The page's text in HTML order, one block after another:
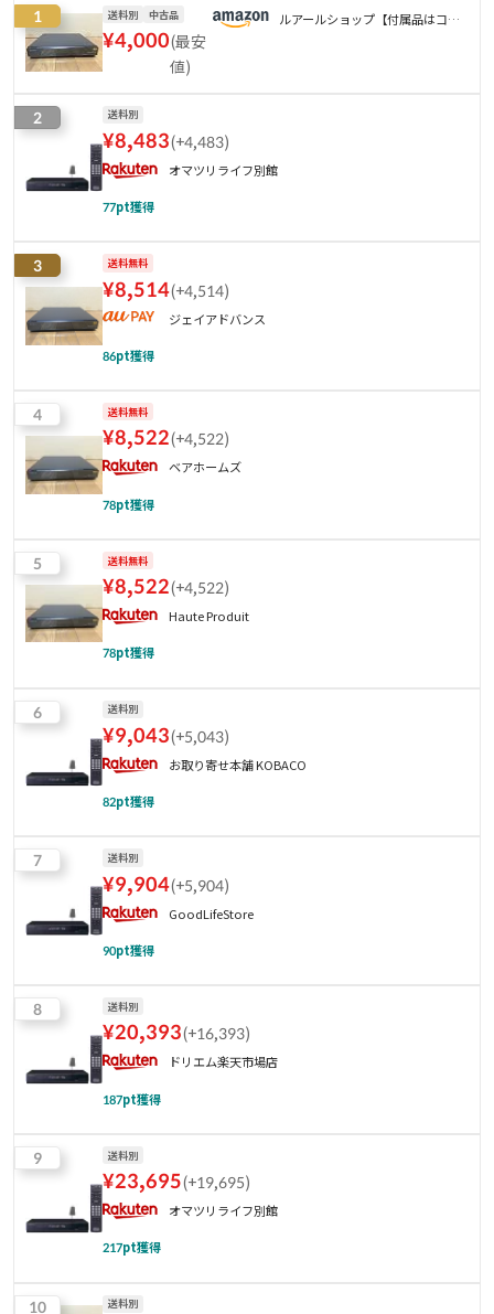
1 送料別 中古品
¥4,000(最安
値)
ルアールショップ【付属品はコン
2 送料別
¥8,483(+4,483)
オマツリライフ別館
77pt獲得
3 送料無料
¥8,514(+4,514)
ジェイアドバンス
86pt獲得
4 送料無料
¥8,522(+4,522)
ベアホームズ
78pt獲得
5 送料無料
¥8,522(+4,522)
Haute Produit
78pt獲得
6 送料別
¥9,043(+5,043)
お取り寄せ本舗 KOBACO
82pt獲得
7 送料別
¥9,904(+5,904)
GoodLifeStore
90pt獲得
8 送料別
¥20,393(+16,393)
ドリエム楽天市場店
187pt獲得
9 送料別
¥23,695(+19,695)
オマツリライフ別館
217pt獲得
10 送料別